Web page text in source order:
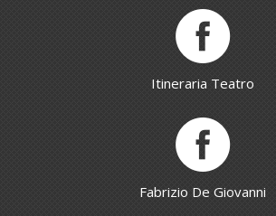
Itineraria Teatro
Fabrizio De Giovanni